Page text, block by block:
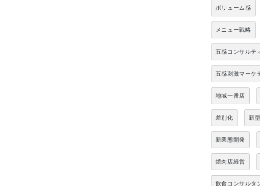
ボリューム感
メニュー戦略
五感コンサルテ
五感刺激マーケ
地域一番店
差別化 新
新業態開発
焼肉店経営
飲食コンサルタ